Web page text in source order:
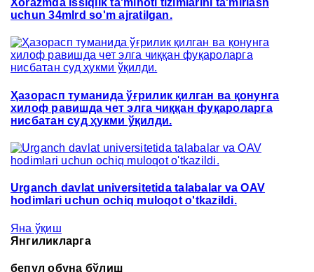
Xorazmda issiqlik ta'minoti tizimlarini ta'mirlash
uchun 34mlrd so'm ajratilgan.
Ҳазорасп туманида ўғрилик қилган ва қонунга
хилоф равишда чет элга чиққан фуқароларга
нисбатан суд ҳукми ўқилди.
Urganch davlat universitetida talabalar va OAV
hodimlari uchun ochiq muloqot o'tkazildi.
Яна ўқиш
Янгиликларга
бепул обуна бўлиш